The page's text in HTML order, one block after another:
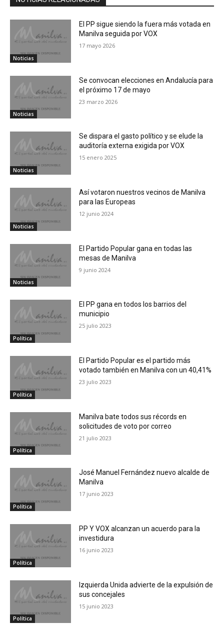
Noticias
El PP sigue siendo la fuera más votada en
Manilva seguida por VOX
17 mayo 2026
Noticias
Se convocan elecciones en Andalucía para
el próximo 17 de mayo
23 marzo 2026
Noticias
Se dispara el gasto político y se elude la
auditoría externa exigida por VOX
15 enero 2025
Noticias
Así votaron nuestros vecinos de Manilva
para las Europeas
12 junio 2024
Noticias
El Partido Popular gana en todas las
mesas de Manilva
9 junio 2024
Política
El PP gana en todos los barrios del
municipio
25 julio 2023
Política
El Partido Popular es el partido más
votado también en Manilva con un 40,41%
23 julio 2023
Política
Manilva bate todos sus récords en
solicitudes de voto por correo
21 julio 2023
Política
José Manuel Fernández nuevo alcalde de
Manilva
17 junio 2023
Política
PP Y VOX alcanzan un acuerdo para la
investidura
16 junio 2023
Política
Izquierda Unida advierte de la expulsión de
sus concejales
15 junio 2023